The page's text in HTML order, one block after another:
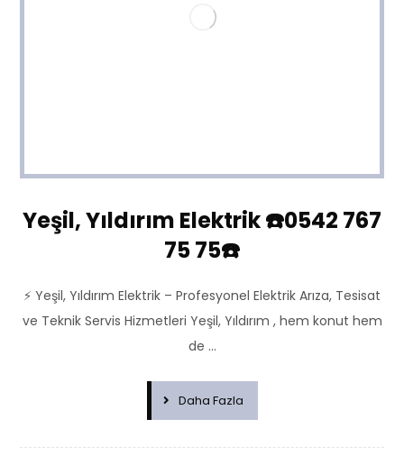
Yeşil, Yıldırım Elektrik ☎️0542 767
75 75☎️
⚡ Yeşil, Yıldırım Elektrik – Profesyonel Elektrik Arıza, Tesisat
ve Teknik Servis Hizmetleri Yeşil, Yıldırım , hem konut hem
de ...
Daha Fazla